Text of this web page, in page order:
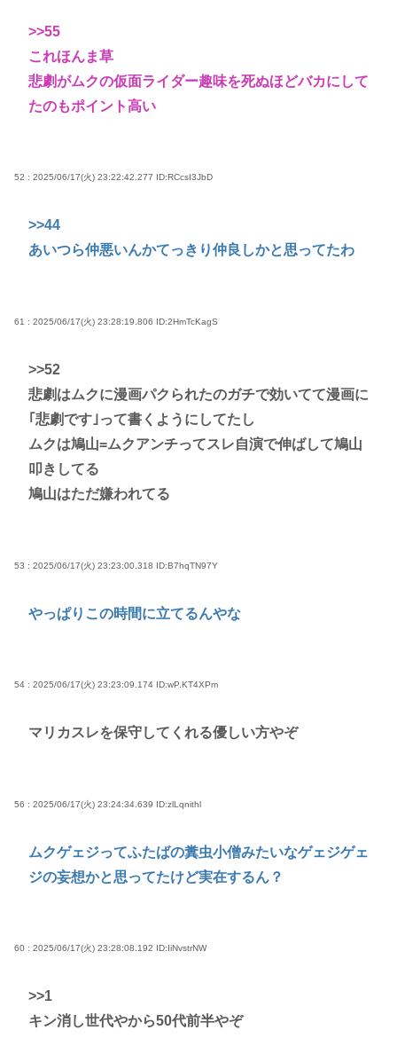
>>55
これほんま草
悲劇がムクの仮面ライダー趣味を死ぬほどバカにして
たのもポイント高い
52 : 2025/06/17(火) 23:22:42.277 ID:RCcsI3JbD
>>44
あいつら仲悪いんかてっきり仲良しかと思ってたわ
61 : 2025/06/17(火) 23:28:19.806 ID:2HmTcKagS
>>52
悲劇はムクに漫画パクられたのガチで効いてて漫画に
｢悲劇です｣って書くようにしてたし
ムクは鳩山=ムクアンチってスレ自演で伸ばして鳩山
叩きしてる
鳩山はただ嫌われてる
53 : 2025/06/17(火) 23:23:00.318 ID:B7hqTN97Y
やっぱりこの時間に立てるんやな
54 : 2025/06/17(火) 23:23:09.174 ID:wP.KT4XPm
マリカスレを保守してくれる優しい方やぞ
56 : 2025/06/17(火) 23:24:34.639 ID:zlLqnithl
ムクゲェジってふたばの糞虫小僧みたいなゲェジゲェ
ジの妄想かと思ってたけど実在するん？
60 : 2025/06/17(火) 23:28:08.192 ID:IiNvstrNW
>>1
キン消し世代やから50代前半やぞ